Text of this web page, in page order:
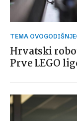
TEMA
Hrvatski
Prve LEGO